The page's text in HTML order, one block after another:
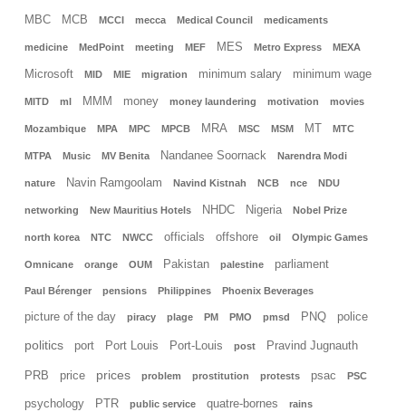
MBC MCB MCCI mecca Medical Council medicaments
medicine MedPoint meeting MEF MES Metro Express MEXA
Microsoft MID MIE migration minimum salary minimum wage
MITD ml MMM money money laundering motivation movies
Mozambique MPA MPC MPCB MRA MSC MSM MT MTC
MTPA Music MV Benita Nandanee Soornack Narendra Modi
nature Navin Ramgoolam Navind Kistnah NCB nce NDU
networking New Mauritius Hotels NHDC Nigeria Nobel Prize
north korea NTC NWCC officials offshore oil Olympic Games
Omnicane orange OUM Pakistan palestine parliament
Paul Bérenger pensions Philippines Phoenix Beverages
picture of the day piracy plage PM PMO pmsd PNQ police
politics port Port Louis Port-Louis post Pravind Jugnauth
PRB price prices problem prostitution protests psac PSC
psychology PTR public service quatre-bornes rains